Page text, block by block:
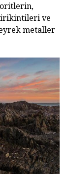
ve
metaller